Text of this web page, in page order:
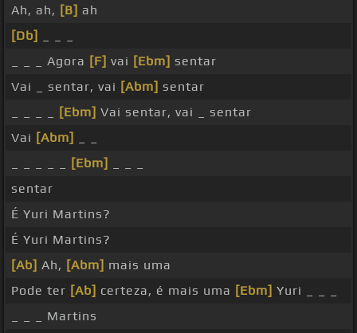
Ah, ah, [B] ah
[Db]
_ _ _ Agora [F] vai [Ebm] sentar
Vai _ sentar, vai [Abm] sentar
[Ebm] Vai sentar, vai _ sentar
Vai [Abm]
[Ebm]
sentar
É Yuri Martins?
É Yuri Martins?
[Ab] Ah, [Abm] mais uma
Pode ter [Ab] certeza, é mais uma [Ebm] Yuri _ _ _
_ _ _ Martins